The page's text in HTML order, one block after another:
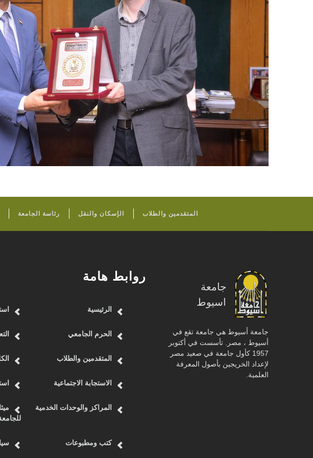
المتقدمين والطلاب الإسكان والنقل رئاسة الجامعة
جامعة
اسيوط
جامعة أسيوط هي جامعة تقع في
أسيوط ، مصر. تأسست في أكتوبر
1957 كأول جامعة في صعيد مصر
لإعداد الخريجين بأصول المعرفة
العلمية.
روابط هامة
الرئيسية
الحرم الجامعي
المتقدمين والطلاب
الاستجابة الاجتماعية
المراكز والوحدات الخدمية
كتب ومطبوعات